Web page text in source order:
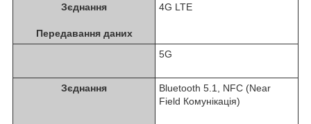
Зєднання
Передавання даних
4G LTE
5G
Зєднання
Bluetooth 5.1, NFC (Near
Field Комунікація)